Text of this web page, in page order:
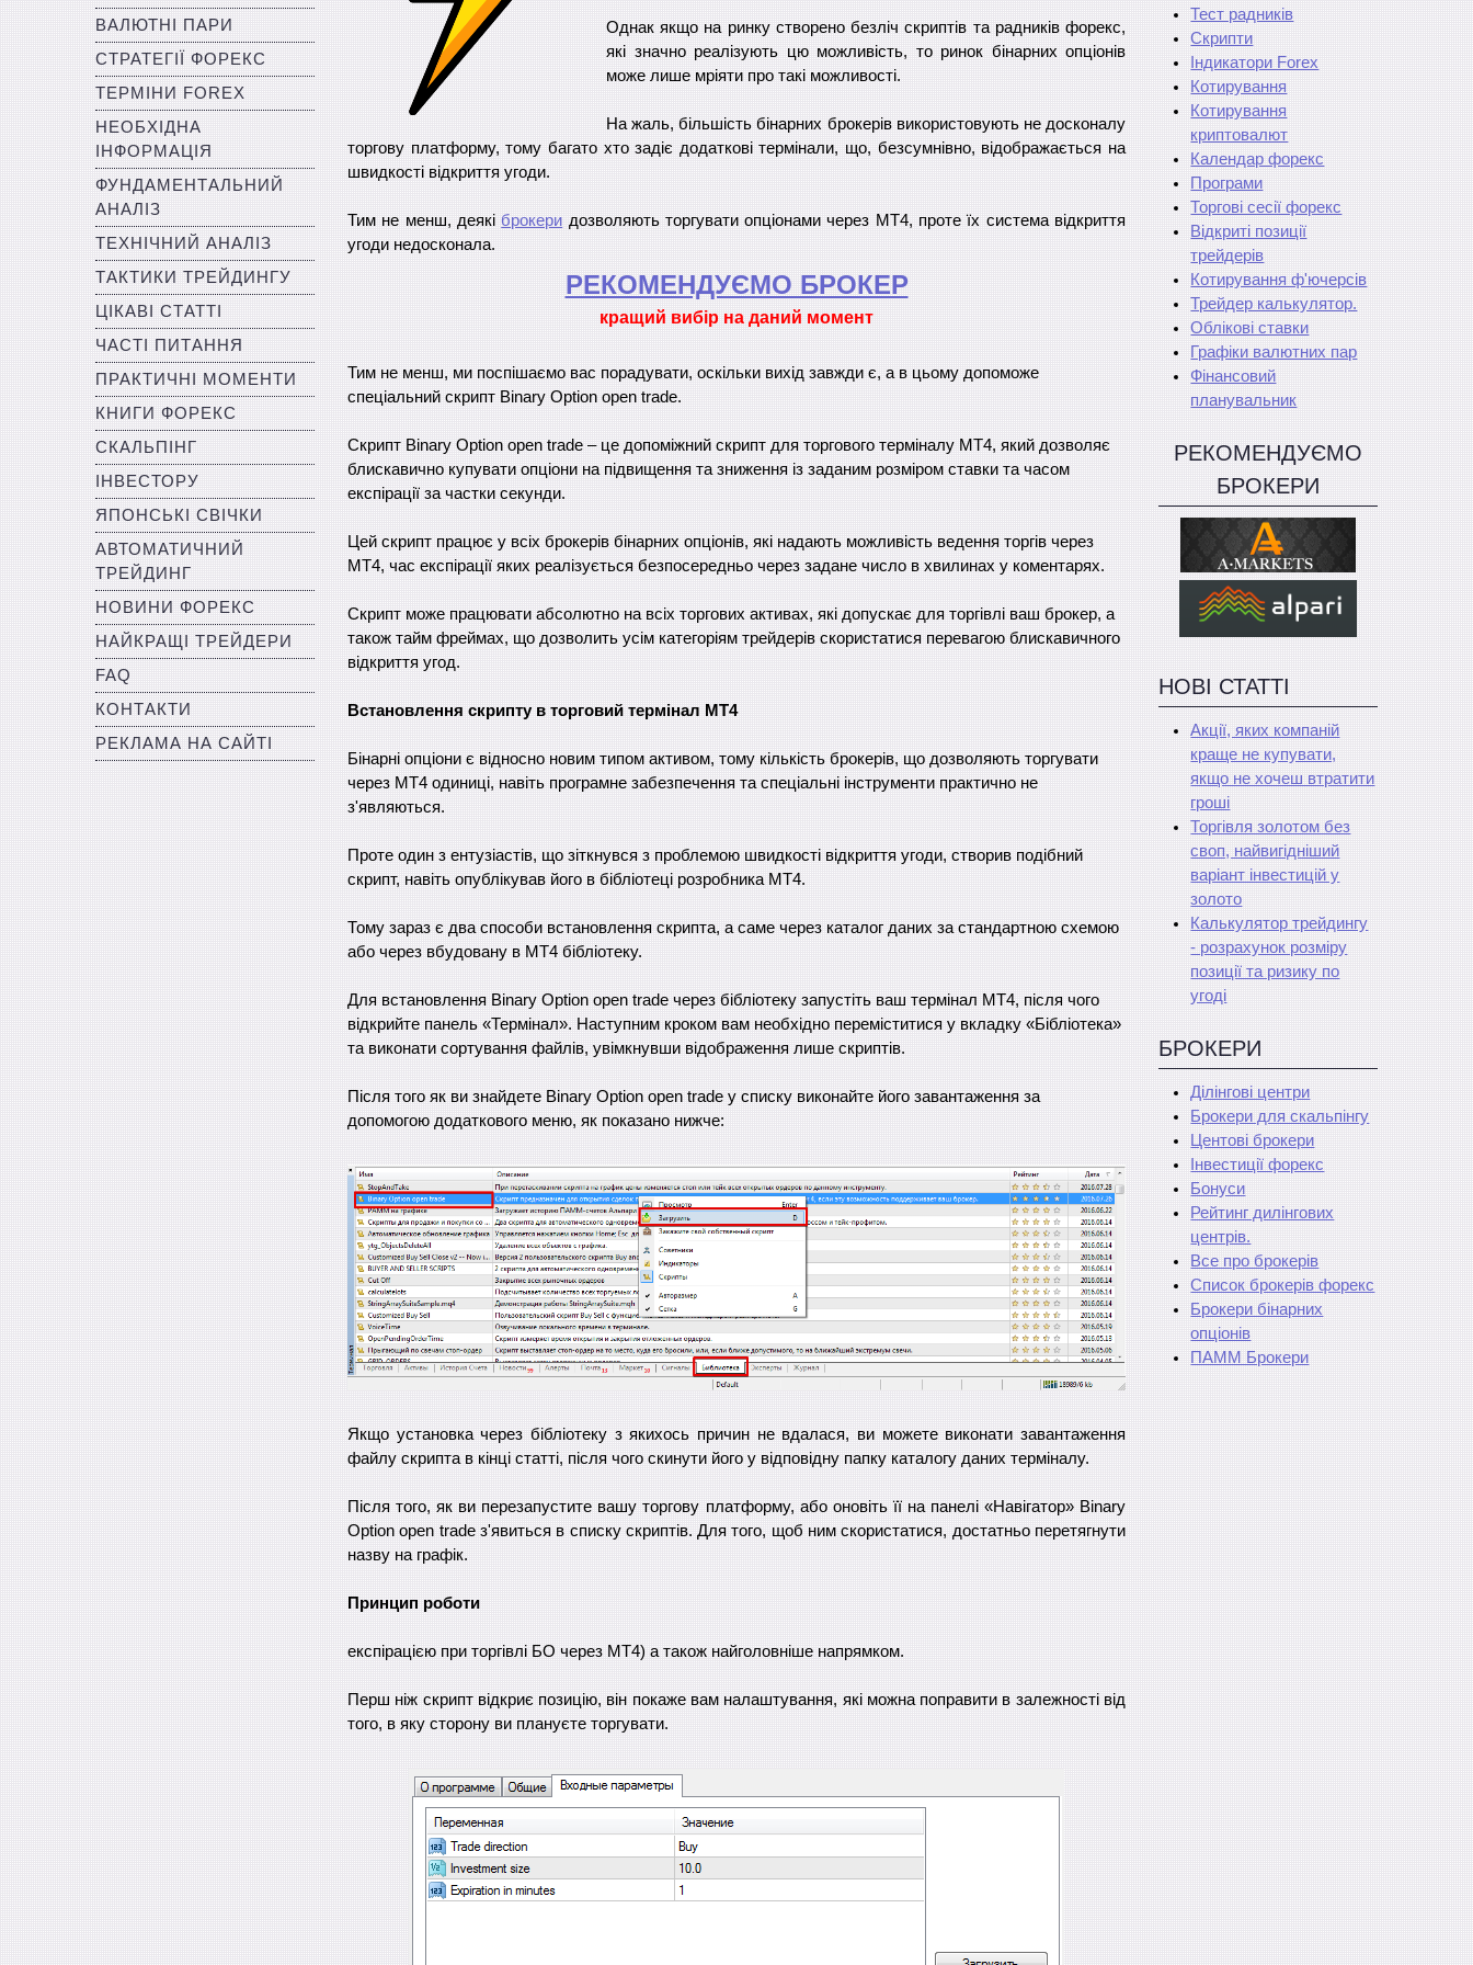
ВАЛЮТНІ ПАРИ
СТРАТЕГІЇ ФОРЕКС
ТЕРМІНИ FOREX
НЕОБХІДНА
ІНФОРМАЦІЯ
ФУНДАМЕНТАЛЬНИЙ
АНАЛІЗ
ТЕХНІЧНИЙ АНАЛІЗ
ТАКТИКИ ТРЕЙДИНГУ
ЦІКАВІ СТАТТІ
ЧАСТІ ПИТАННЯ
ПРАКТИЧНІ МОМЕНТИ
КНИГИ ФОРЕКС
СКАЛЬПІНГ
ІНВЕСТОРУ
ЯПОНСЬКІ СВІЧКИ
АВТОМАТИЧНИЙ
ТРЕЙДИНГ
НОВИНИ ФОРЕКС
НАЙКРАЩІ ТРЕЙДЕРИ
FAQ
КОНТАКТИ
РЕКЛАМА НА САЙТІ
Однак якщо на ринку створено безліч скриптів та радників форекс,
які значно реалізують цю можливість, то ринок бінарних опціонів
може лише мріяти про такі можливості.
На жаль, більшість бінарних брокерів використовують не досконалу
торгову платформу, тому багато хто задіє додаткові термінали, що, безсумнівно, відображається на
швидкості відкриття угоди.
Тим не менш, деякіброкери дозволяють торгувати опціонами через МТ4, проте їх система відкриття
угоди недосконала.
РЕКОМЕНДУЄМО БРОКЕР
кращий вибір на даний момент
Тим не менш, ми поспішаємо вас порадувати, оскільки вихід завжди є, а в цьому допоможе
спеціальний скрипт Binary Option open trade.
Скрипт Binary Option open trade – це допоміжний скрипт для торгового терміналу МТ4, який дозволяє
блискавично купувати опціони на підвищення та зниження із заданим розміром ставки та часом
експірації за частки секунди.
Цей скрипт працює у всіх брокерів бінарних опціонів, які надають можливість ведення торгів через
МТ4, час експірації яких реалізується безпосередньо через задане число в хвилинах у коментарях.
Скрипт може працювати абсолютно на всіх торгових активах, які допускає для торгівлі ваш брокер, а
також тайм фреймах, що дозволить усім категоріям трейдерів скористатися перевагою блискавичного
відкриття угод.
Встановлення скрипту в торговий термінал МТ4
Бінарні опціони є відносно новим типом активом, тому кількість брокерів, що дозволяють торгувати
через МТ4 одиниці, навіть програмне забезпечення та спеціальні інструменти практично не
з'являються.
Проте один з ентузіастів, що зіткнувся з проблемою швидкості відкриття угоди, створив подібний
скрипт, навіть опублікував його в бібліотеці розробника МТ4.
Тому зараз є два способи встановлення скрипта, а саме через каталог даних за стандартною схемою
або через вбудовану в МТ4 бібліотеку.
Для встановлення Binary Option open trade через бібліотеку запустіть ваш термінал МТ4, після чого
відкрийте панель «Термінал». Наступним кроком вам необхідно переміститися у вкладку «Бібліотека»
та виконати сортування файлів, увімкнувши відображення лише скриптів.
Після того як ви знайдете Binary Option open trade у списку виконайте його завантаження за
допомогою додаткового меню, як показано нижче:
Якщо установка через бібліотеку з якихось причин не вдалася, ви можете виконати завантаження
файлу скрипта в кінці статті, після чого скинути його у відповідну папку каталогу даних терміналу.
Після того, як ви перезапустите вашу торгову платформу, або оновіть її на панелі «Навігатор» Binary
Option open trade з'явиться в списку скриптів. Для того, щоб ним скористатися, достатньо перетягнути
назву на графік.
Принцип роботи
експірацією при торгівлі БО через МТ4) а також найголовніше напрямком.
Перш ніж скрипт відкриє позицію, він покаже вам налаштування, які можна поправити в залежності від
того, в яку сторону ви плануєте торгувати.
Тест радників
Скрипти
Індикатори Forex
Котирування
Котирування
криптовалют
Календар форекс
Програми
Торгові сесії форекс
Відкриті позиції
трейдерів
Котирування ф'ючерсів
Трейдер калькулятор.
Облікові ставки
Графіки валютних пар
Фінансовий
планувальник
РЕКОМЕНДУЄМО
БРОКЕРИ
НОВІ СТАТТІ
Акції, яких компаній
краще не купувати,
якщо не хочеш втратити
гроші
Торгівля золотом без
своп, найвигідніший
варіант інвестицій у
золото
Калькулятор трейдингу
- розрахунок розміру
позиції та ризику по
угоді
БРОКЕРИ
Ділінгові центри
Брокери для скальпінгу
Центові брокери
Інвестиції форекс
Бонуси
Рейтинг дилінгових
центрів.
Все про брокерів
Список брокерів форекс
Брокери бінарних
опціонів
ПАММ Брокери